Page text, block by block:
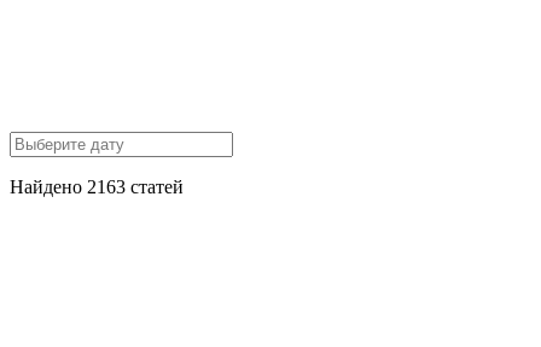
Найдено 2163 статей